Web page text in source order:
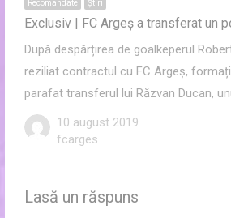
Recomandate Ştiri
Exclusiv | FC Argeș a transferat un
După despărțirea de goalkeperul
reziliat contractul cu FC Argeș,
parafat transferul lui Răzvan Ducan,
10 august 2019
Author
fcarges
Lasă un răspuns